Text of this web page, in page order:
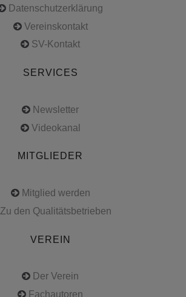
Datenschutzerklärung
Vereinskontakt
SV-Kontakt
SERVICES
Newsletter
Videokanal
MITGLIEDER
Mitglied werden
Zu den Qualitätsbetrieben
VEREIN
Der Verein
Fachautoren